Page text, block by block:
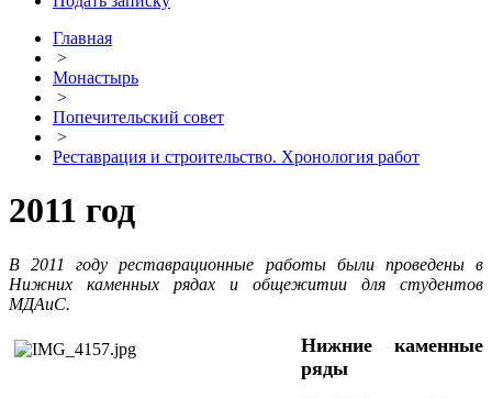
Главная
>
Монастырь
>
Попечительский совет
>
Реставрация и строительство. Хронология работ
2011 год
В 2011 году реставрационные работы были проведены в
Нижних каменных рядах и общежитии для студентов
МДАиС.
Нижние каменные
ряды